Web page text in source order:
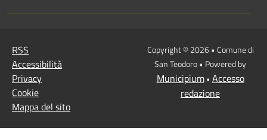
RSS
Accessibilità
Privacy
Cookie
Mappa del sito
Copyright © 2026 • Comune di
San Teodoro • Powered by
Municipium• Accesso
redazione